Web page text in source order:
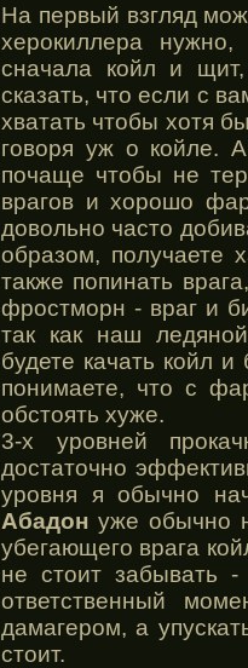
На первый взгляд
херокиллера
сначала койл и
сказать, что если с
хватать чтобы хотя
говоря уж о койле.
почаще чтобы не
врагов и хорошо
довольно часто
образом, получаете
также попинать
фростморн - враг и
так как наш
будете качать койл
понимаете, что с
обстоять хуже.
3-х уровней
достаточно
уровня я обычно
Абадон уже обычно
убегающего врага
не стоит забывать
ответственный
дамагером, а
стоит.